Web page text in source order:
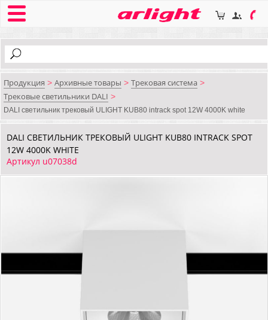
Продукция > Архивные товары > Трековая система >
Трековые светильники DALI >
DALI cветильник трековый ULIGHT KUB80 intrack spot 12W 4000K white
DALI CВЕТИЛЬНИК ТРЕКОВЫЙ ULIGHT KUB80 INTRACK SPOT
12W 4000K WHITE
Артикул u07038d